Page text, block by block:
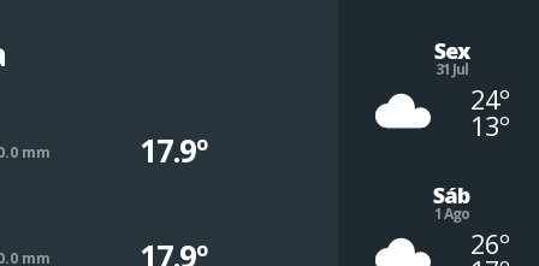
mm 17.9º
mm 17.9º
Sex
31 Jul
24º
13º
Sáb
1 Ago
26º